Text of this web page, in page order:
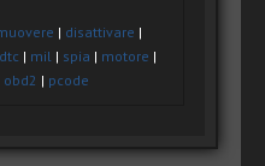
| disattivare |
dtc | mil | spia | motore |
obd2 | pcode